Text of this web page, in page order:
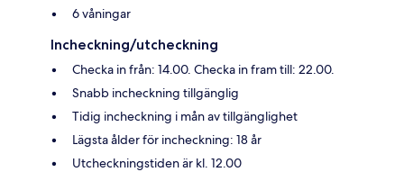
6 våningar
Incheckning/utcheckning
Checka in från: 14.00. Checka in fram till: 22.00.
Snabb incheckning tillgänglig
Tidig incheckning i mån av tillgänglighet
Lägsta ålder för incheckning: 18 år
Utcheckningstiden är kl. 12.00